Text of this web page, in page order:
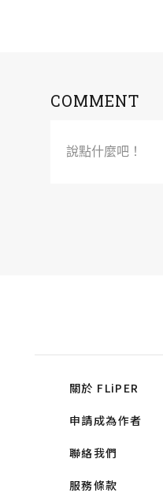
COMMENT
說點什麼吧！
關於 FLiPER
申請成為作者
聯絡我們
服務條款